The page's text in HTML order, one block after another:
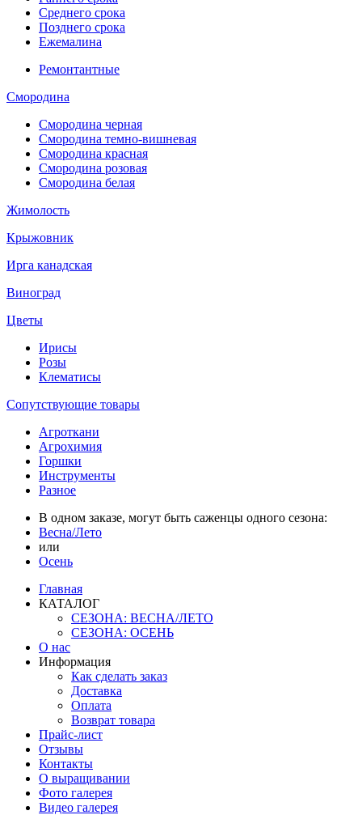
Среднего срока
Позднего срока
Ежемалина
Ремонтантные
Смородина
Смородина черная
Смородина темно-вишневая
Смородина красная
Смородина розовая
Смородина белая
Жимолость
Крыжовник
Ирга канадская
Виноград
Цветы
Ирисы
Розы
Клематисы
Сопутствующие товары
Агроткани
Агрохимия
Горшки
Инструменты
Разное
В одном заказе, могут быть саженцы одного сезона:
Весна/Лето
или
Осень
Главная
КАТАЛОГ
СЕЗОНА: ВЕСНА/ЛЕТО
СЕЗОНА: ОСЕНЬ
О нас
Информация
Как сделать заказ
Доставка
Оплата
Возврат товара
Прайс-лист
Отзывы
Контакты
О выращивании
Фото галерея
Видео галерея